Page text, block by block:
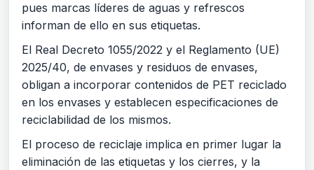
pues marcas líderes de aguas y refrescos
informan de ello en sus etiquetas.
El Real Decreto 1055/2022 y el Reglamento (UE)
2025/40, de envases y residuos de envases,
obligan a incorporar contenidos de PET reciclado
en los envases y establecen especificaciones de
reciclabilidad de los mismos.
El proceso de reciclaje implica en primer lugar la
eliminación de las etiquetas y los cierres, y la